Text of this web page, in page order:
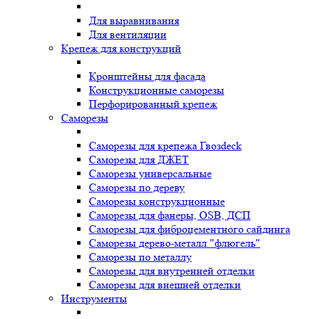
Для выравнивания
Для вентиляции
Крепеж для конструкций
Кронштейны для фасада
Конструкционные саморезы
Перфорированный крепеж
Саморезы
Саморезы для крепежа Гвозdeck
Саморезы для ДЖЕТ
Саморезы универсальные
Саморезы по дереву
Саморезы конструкционные
Cаморезы для фанеры, OSB, ДСП
Саморезы для фиброцементного сайдинга
Саморезы дерево-металл "флюгель"
Саморезы по металлу
Саморезы для внутренней отделки
Саморезы для внешней отделки
Инструменты